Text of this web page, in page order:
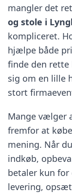
mangler det
og stole i
kompliceret.
hjælpe både
finde den rette
sig om en lille
stort
Mange vælger
fremfor at
mening. Når
indkøb,
betaler kun for
levering,